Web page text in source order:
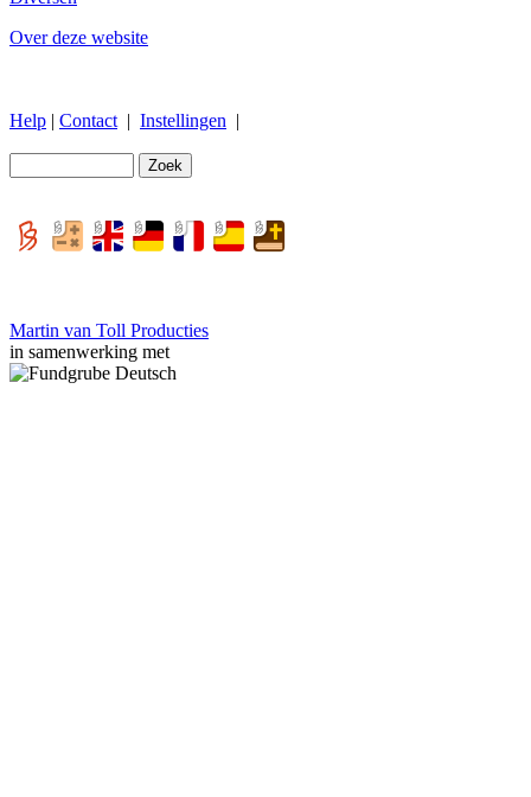
Over deze website
Help | Contact | Instellingen |
Martin van Toll Producties
in samenwerking met